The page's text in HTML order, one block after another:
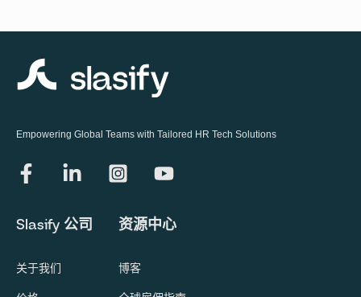
Empowering Global Teams with Tailored HR Tech Solutions
Slasify 公司
关于我们
资源中心
博客